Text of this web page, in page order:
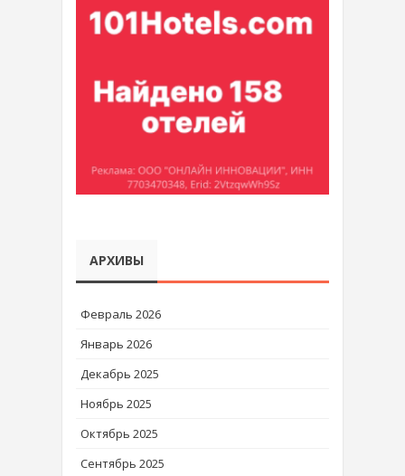
АРХИВЫ
Февраль 2026
Январь 2026
Декабрь 2025
Ноябрь 2025
Октябрь 2025
Сентябрь 2025